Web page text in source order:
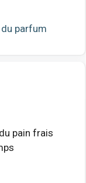
parfum
pain frais